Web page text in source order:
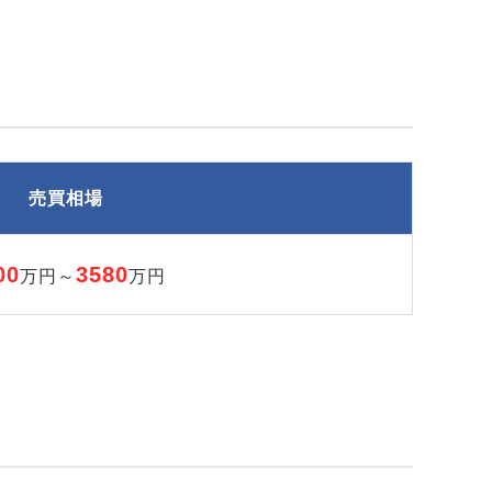
売買相場
万円～ 3580万円